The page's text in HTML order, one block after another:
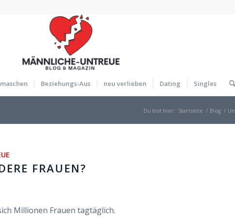
Beziehungs-Aus neu verlieben Dating Singles
Du bist hier: Startseite / Blog /
FRAUEN?
Millionen Frauen tagtäglich.